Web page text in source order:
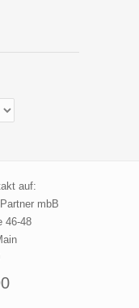
auf:
mbB
46-48